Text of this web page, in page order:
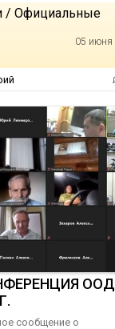
/ Официальные
05 июня
сообщение о